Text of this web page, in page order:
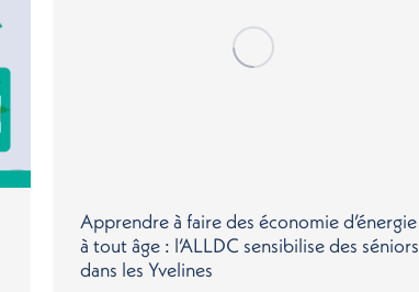
Apprendre à faire des économie d’énergie
à tout âge : l’ALLDC sensibilise des séniors
dans les Yvelines